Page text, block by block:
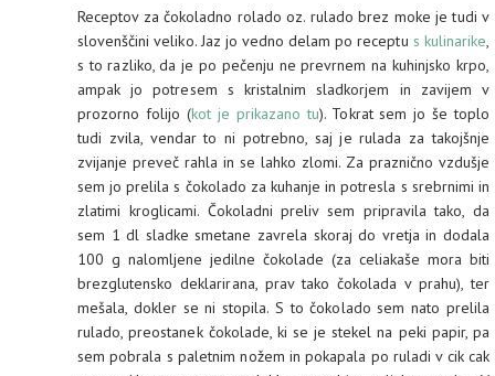
Receptov za čokoladno rolado oz. rulado brez moke je tudi v
slovenščini veliko. Jaz jo vedno delam po receptu s kulinarike,
s to razliko, da je po pečenju ne prevrnem na kuhinjsko krpo,
ampak jo potresem s kristalnim sladkorjem in zavijem v
prozorno folijo (kot je prikazano tu). Tokrat sem jo še toplo
tudi zvila, vendar to ni potrebno, saj je rulada za takojšnje
zvijanje preveč rahla in se lahko zlomi. Za praznično vzdušje
sem jo prelila s čokolado za kuhanje in potresla s srebrnimi in
zlatimi kroglicami. Čokoladni preliv sem pripravila tako, da
sem 1 dl sladke smetane zavrela skoraj do vretja in dodala
100 g nalomljene jedilne čokolade (za celiakaše mora biti
brezglutensko deklarirana, prav tako čokolada v prahu), ter
mešala, dokler se ni stopila. S to čokolado sem nato prelila
rulado, preostanek čokolade, ki se je stekel na peki papir, pa
sem pobrala s paletnim nožem in pokapala po ruladi v cik cak